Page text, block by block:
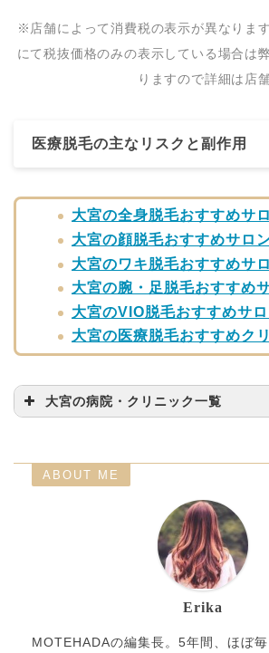
※店舗によって消費税の表示が異なりま
にて税抜価格のみの表示している場合は
りますので詳細は店
医療脱毛の主なリスクと副作用
大宮の全身脱毛おすすめサ
大宮の顔脱毛おすすめサロ
大宮のワキ脱毛おすすめサ
大宮の腕・足脱毛おすすめ
大宮のVIO脱毛おすすめサ
大宮の医療脱毛おすすめク
大宮の病院・クリニック一覧
湘南美容クリニック 大
宮東口院
エミナルクリニック 大
048-
レジーナクリニック 大
048-
聖心美容クリニック 大
5（
ABOUT ME
Erika
MOTEHADAの編集長。5年間、ほぼ